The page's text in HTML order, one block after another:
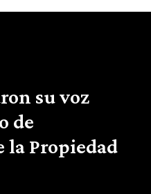
su voz
de
Propiedad